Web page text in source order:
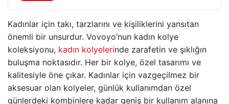
Kadınlar için takı, tarzlarını ve kişiliklerini yansıtan
önemli bir unsurdur. Vovoyo’nun kadın kolye
koleksiyonu, kadın kolyelerinde zarafetin ve şıklığın
buluşma noktasıdır. Her bir kolye, özel tasarımı ve
kalitesiyle öne çıkar. Kadınlar için vazgeçilmez bir
aksesuar olan kolyeler, günlük kullanımdan özel
günlerdeki kombinlere kadar geniş bir kullanım alanına